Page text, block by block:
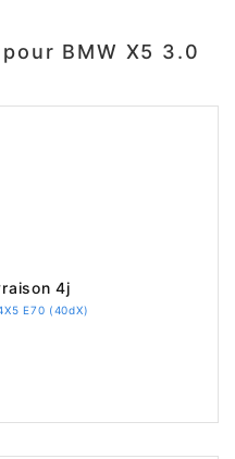
BMW X5 3.0
4j
E70 (40dX)